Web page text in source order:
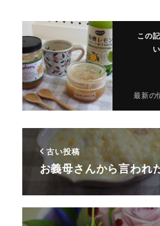
この
最新の
古い投稿
お義母さんから言われ